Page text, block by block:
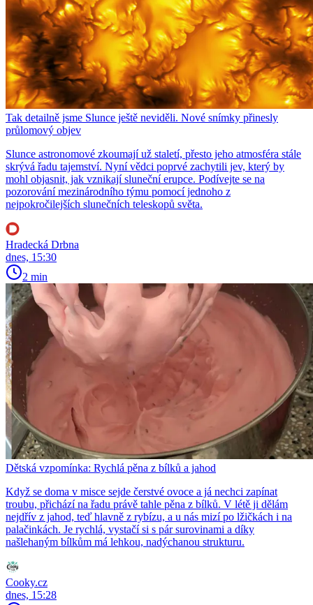
Tak detailně jsme Slunce ještě neviděli. Nové snímky přinesly
průlomový objev
Slunce astronomové zkoumají už staletí, přesto jeho atmosféra stále
skrývá řadu tajemství. Nyní vědci poprvé zachytili jev, který by
mohl objasnit, jak vznikají sluneční erupce. Podívejte se na
pozorování mezinárodního týmu pomocí jednoho z
nejpokročilejších slunečních teleskopů světa.
Hradecká Drbna
dnes, 15:30
2 min
Dětská vzpomínka: Rychlá pěna z bílků a jahod
Když se doma v misce sejde čerstvé ovoce a já nechci zapínat
troubu, přichází na řadu právě tahle pěna z bílků. V létě ji dělám
nejdřív z jahod, teď hlavně z rybízu, a u nás mizí po lžičkách i na
palačinkách. Je rychlá, vystačí si s pár surovinami a díky
našlehaným bílkům má lehkou, nadýchanou strukturu.
Cooky.cz
dnes, 15:28